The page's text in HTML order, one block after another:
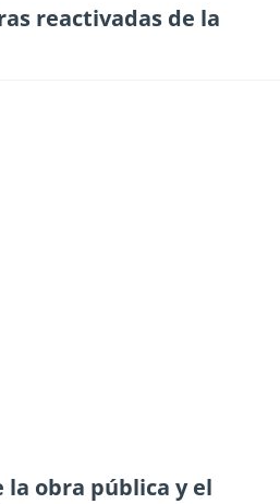
reactivadas de la
la obra pública y el